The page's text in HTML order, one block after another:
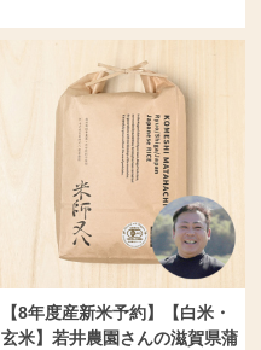
【8年度産新米予約】【白米・
玄米】若井農園さんの滋賀県蒲